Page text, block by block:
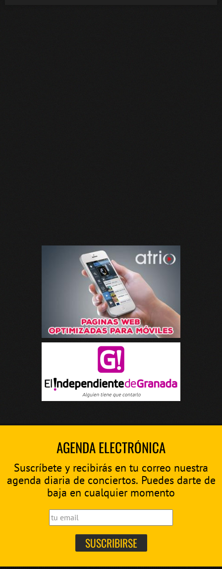
AGENDA ELECTRÓNICA
Suscríbete y recibirás en tu correo nuestra
agenda diaria de conciertos. Puedes darte de
baja en cualquier momento